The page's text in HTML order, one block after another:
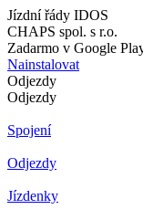
Jízdní řády IDOS
CHAPS spol. s r.o.
Zadarmo v Google
Nainstalovat
Odjezdy
Odjezdy
Spojení
Odjezdy
Jízdenky